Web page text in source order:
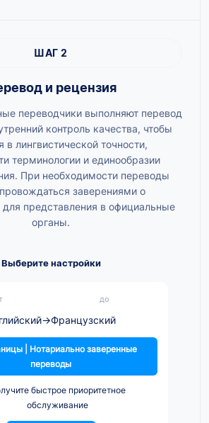
ШАГ 2
и рецензия
переводчики выполняют перевод
контроль качества, чтобы
в лингвистической точности,
терминологии и единообразии
При необходимости переводы
заверениями о
для представления в официальные
органы.
Выберите настройки
до
→Французский
| Нотариально заверенные
переводы
быстрое приоритетное
обслуживание